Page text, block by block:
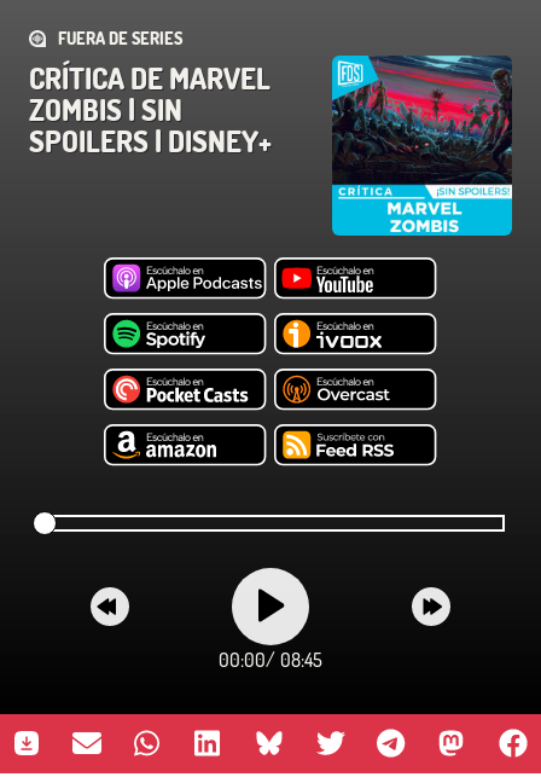
FUERA DE SERIES
CRÍTICA DE MARVEL
ZOMBIS | SIN
SPOILERS | DISNEY+
00:00/ 08:45